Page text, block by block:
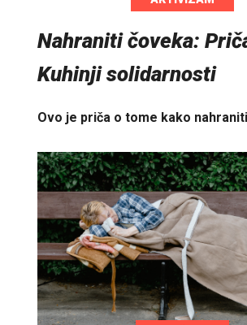
Nahraniti čoveka:
Kuhinji solidarnosti
Ovo je priča o tome kako